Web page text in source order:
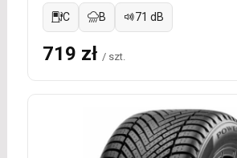
C B 71 dB
719 zł / szt.